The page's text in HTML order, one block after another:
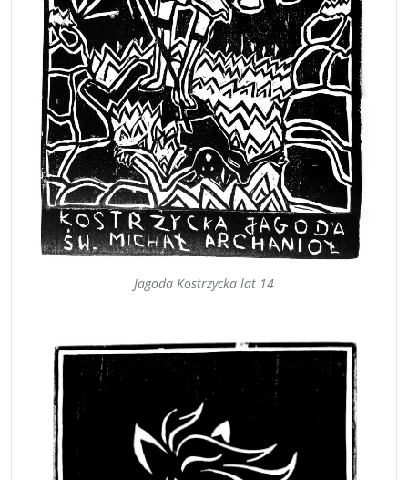
Jagoda Kostrzycka lat 14